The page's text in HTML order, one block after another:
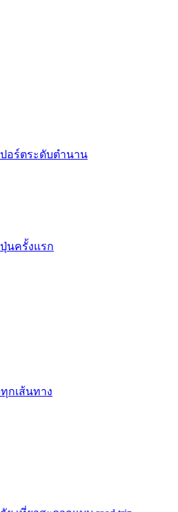
นครั้งแรก